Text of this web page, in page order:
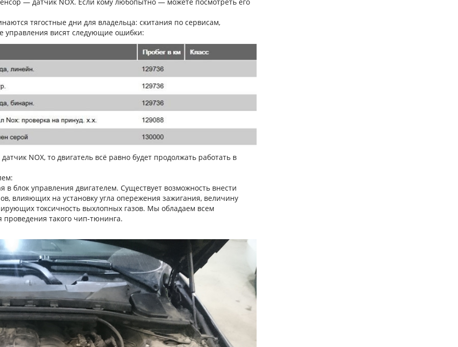
тягостные дни для владельца: скитания по сервисам,
управления висят следующие ошибки:
NOX, то двигатель всё равно будет продолжать работать в
блок управления двигателем. Существует возможность внести
влияющих на установку угла опережения зажигания, величину
токсичность выхлопных газов. Мы обладаем всем
такого чип-тюнинга.